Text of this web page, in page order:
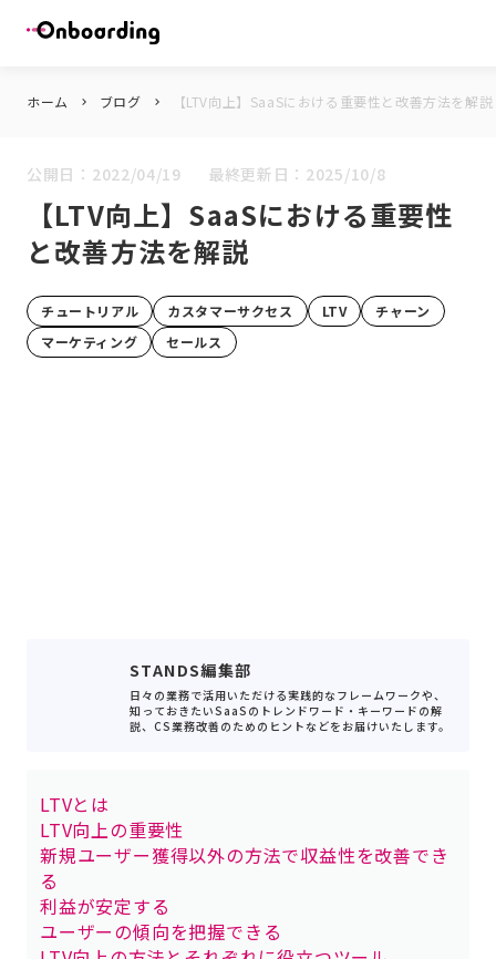
ホーム keyboard_arrow_right ブログ keyboard_arrow_right 【LTV向上】SaaSにおける重要性と改善方法を解説
公開日： 2022/04/19 最終更新日： 2025/10/8
【LTV向上】SaaSにおける重要性
と改善方法を解説
チュートリアル カスタマーサクセス LTV
チャーン
マーケティング
セールス
STANDS編集部
日々の業務で活用いただける実践的なフレームワークや、
知っておきたいSaaSのトレンドワード・キーワードの解
説、CS業務改善のためのヒントなどをお届けいたします。
LTVとは
LTV向上の重要性
新規ユーザー獲得以外の方法で収益性を改善でき
る
利益が安定する
ユーザーの傾向を把握できる